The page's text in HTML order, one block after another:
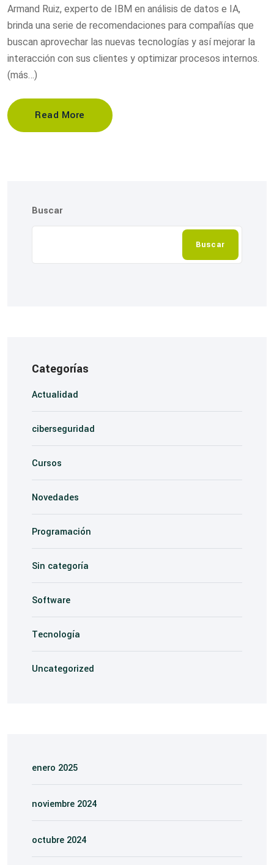
Armand Ruiz, experto de IBM en análisis de datos e IA,
brinda una serie de recomendaciones para compañías que
buscan aprovechar las nuevas tecnologías y así mejorar la
interacción con sus clientes y optimizar procesos internos.
(más…)
Read More
Buscar
Buscar
Categorías
Actualidad
ciberseguridad
Cursos
Novedades
Programación
Sin categoría
Software
Tecnología
Uncategorized
enero 2025
noviembre 2024
octubre 2024